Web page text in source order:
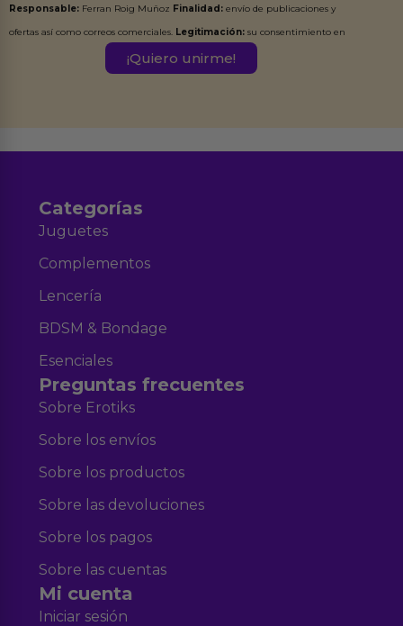
Responsable: Ferran Roig Muñoz Finalidad: envío de publicaciones y
ofertas así como correos comerciales. Legitimación: su consentimiento en
Destinatarios:Ferran Roig Muñoz. Podrás ejercer tus
Categorías
Juguetes
Complementos
Lencería
BDSM & Bondage
Esenciales
Preguntas frecuentes
Sobre Erotiks
Sobre los envíos
Sobre los productos
Sobre las devoluciones
Sobre los pagos
Sobre las cuentas
Mi cuenta
Iniciar sesión